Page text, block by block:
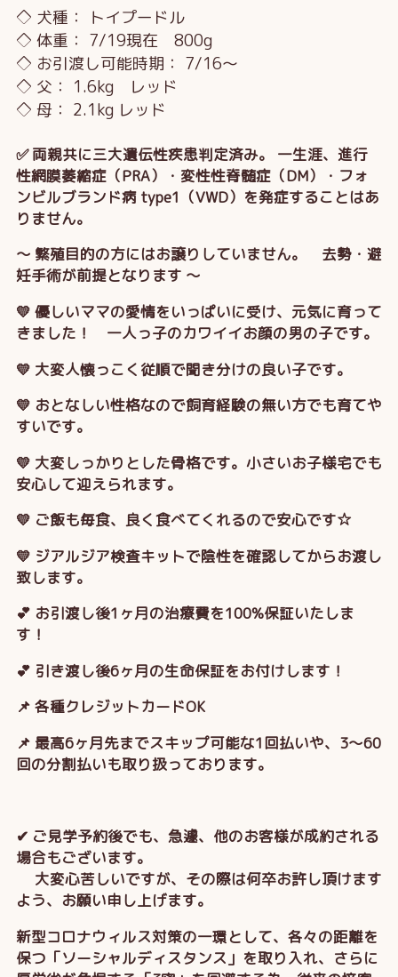
◇ 犬種： トイプードル
◇ 体重： 7/19現在 800g
◇ お引渡し可能時期： 7/16～
◇ 父： 1.6kg レッド
◇ 母： 2.1kg レッド
✅ 両親共に三大遺伝性疾患判定済み。 一生涯、進行
性網膜萎縮症（PRA）・変性性脊髄症（DM）・フォ
ンビルブランド病 type1（VWD）を発症することはあ
りません。
～ 繁殖目的の方にはお譲りしていません。 去勢・避
妊手術が前提となります ～
💛 優しいママの愛情をいっぱいに受け、元気に育って
きました！ 一人っ子のカワイイお顔の男の子です。
💛 大変人懐っこく従順で聞き分けの良い子です。
💛 おとなしい性格なので飼育経験の無い方でも育てや
すいです。
💛 大変しっかりとした骨格です。小さいお子様宅でも
安心して迎えられます。
💛 ご飯も毎食、良く食べてくれるので安心です☆
💛 ジアルジア検査キットで陰性を確認してからお渡し
致します。
💕 お引渡し後1ヶ月の治療費を100%保証いたしま
す！
💕 引き渡し後6ヶ月の生命保証をお付けします！
📌 各種クレジットカードOK
📌 最高6ヶ月先までスキップ可能な1回払いや、3～60
回の分割払いも取り扱っております。
✔ ご見学予約後でも、急遽、他のお客様が成約される
場合もございます。
大変心苦しいですが、その際は何卒お許し頂けます
よう、お願い申し上げます。
新型コロナウィルス対策の一環として、各々の距離を
保つ「ソーシャルディスタンス」を取り入れ、さらに